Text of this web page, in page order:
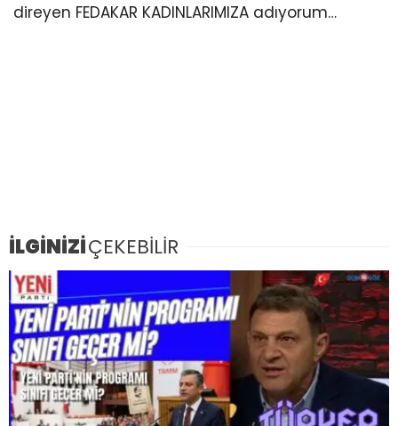
direyen FEDAKAR KADINLARIMIZA adıyorum…
İLGİNİZİÇEKEBİLİR